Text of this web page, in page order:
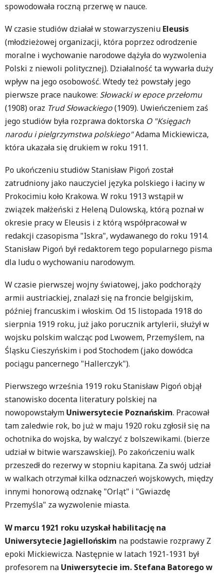
spowodowała roczną przerwę w nauce.
W czasie studiów działał w stowarzyszeniu Eleusis
(młodzieżowej organizacji, która poprzez odrodzenie
moralne i wychowanie narodowe dążyła do wyzwolenia
Polski z niewoli politycznej). Działalność ta wywarła duży
wpływ na jego osobowość. Wtedy też powstały jego
pierwsze prace naukowe: Słowacki w epoce przełomu
(1908) oraz Trud Słowackiego(1909). Uwieńczeniem zaś
jego studiów była rozprawa doktorska O "Księgach
narodu i pielgrzymstwa polskiego"Adama Mickiewicza,
która ukazała się drukiem w roku 1911.
Po ukończeniu studiów Stanisław Pigoń został
zatrudniony jako nauczyciel języka polskiego i łaciny w
Prokocimiu koło Krakowa. W roku 1913 wstąpił w
związek małżeński z Heleną Dulowską, którą poznał w
okresie pracy w Eleusis i z którą współpracował w
redakcji czasopisma "Iskra", wydawanego do roku 1914.
Stanisław Pigoń był redaktorem tego popularnego pisma
dla ludu o wychowaniu narodowym.
W czasie pierwszej wojny światowej, jako podchorąży
armii austriackiej, znalazł się na froncie belgijskim,
później francuskim i włoskim. Od 15 listopada 1918 do
sierpnia 1919 roku, już jako porucznik artylerii, służył w
wojsku polskim walcząc pod Lwowem, Przemyślem, na
Śląsku Cieszyńskim i pod Stochodem (jako dowódca
pociągu pancernego "Hallerczyk").
Pierwszego września 1919 roku Stanisław Pigoń objął
stanowisko docenta literatury polskiej na
nowopowstałym Uniwersytecie Poznańskim. Pracował
tam zaledwie rok, bo już w maju 1920 roku zgłosił się na
ochotnika do wojska, by walczyć z bolszewikami. (bierze
udział w bitwie warszawskiej). Po zakończeniu walk
przeszedł do rezerwy w stopniu kapitana. Za swój udział
w walkach otrzymał kilka odznaczeń wojskowych, między
innymi honorową odznakę "Orląt" i "Gwiazdę
Przemyśla" za wyzwolenie miasta.
W marcu 1921 roku uzyskał habilitację na
Uniwersytecie Jagiellońskim na podstawie rozprawy Z
epoki Mickiewicza. Następnie w latach 1921-1931 był
profesorem na Uniwersytecie im. Stefana Batorego w